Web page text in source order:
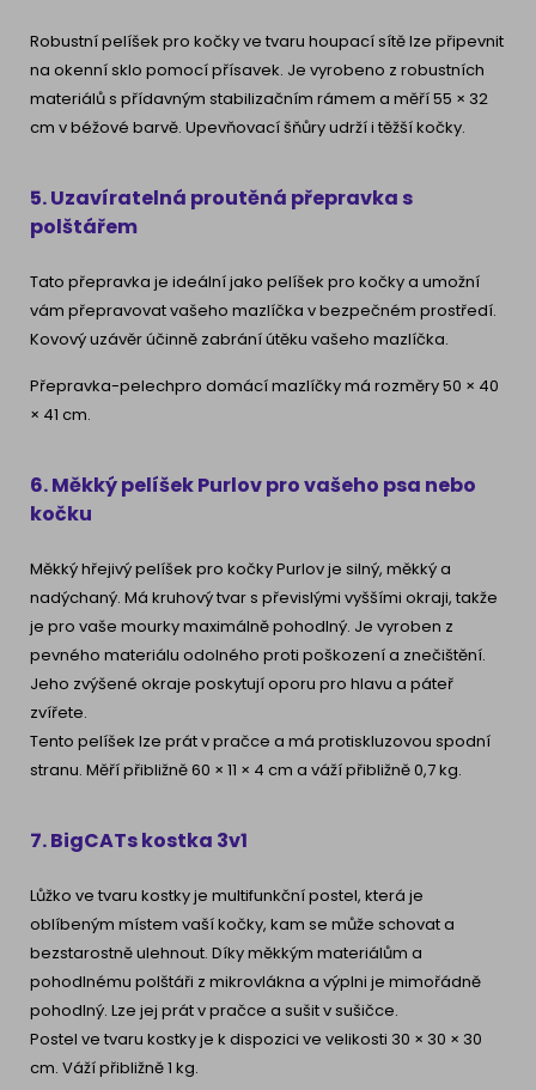
Robustní pelíšek pro kočky ve tvaru houpací sítě lze připevnit
na okenní sklo pomocí přísavek. Je vyrobeno z robustních
materiálů s přídavným stabilizačním rámem a měří 55 × 32
cm v béžové barvě. Upevňovací šňůry udrží i těžší kočky.
5. Uzavíratelná proutěná přepravka s
polštářem
Tato přepravka je ideální jako pelíšek pro kočky a umožní
vám přepravovat vašeho mazlíčka v bezpečném prostředí.
Kovový uzávěr účinně zabrání útěku vašeho mazlíčka.
Přepravka-pelechpro domácí mazlíčky má rozměry 50 × 40
× 41 cm.
6. Měkký pelíšek Purlov pro vašeho psa nebo
kočku
Měkký hřejivý pelíšek pro kočky Purlov je silný, měkký a
nadýchaný. Má kruhový tvar s převislými vyššími okraji, takže
je pro vaše mourky maximálně pohodlný. Je vyroben z
pevného materiálu odolného proti poškození a znečištění.
Jeho zvýšené okraje poskytují oporu pro hlavu a páteř
zvířete.
Tento pelíšek lze prát v pračce a má protiskluzovou spodní
stranu. Měří přibližně 60 × 11 × 4 cm a váží přibližně 0,7 kg.
7. BigCATs kostka 3v1
Lůžko ve tvaru kostky je multifunkční postel, která je
oblíbeným místem vaší kočky, kam se může schovat a
bezstarostně ulehnout. Díky měkkým materiálům a
pohodlnému polštáři z mikrovlákna a výplni je mimořádně
pohodlný. Lze jej prát v pračce a sušit v sušičce.
Postel ve tvaru kostky je k dispozici ve velikosti 30 × 30 × 30
cm. Váží přibližně 1 kg.